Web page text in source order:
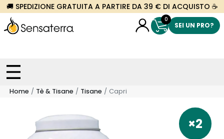
🚚 SPEDIZIONE GRATUITA A PARTIRE DA 39 € DI ACQUISTO ☕
0
SEI UN PRO?
Home Tè & Tisane Tisane Capri
×2